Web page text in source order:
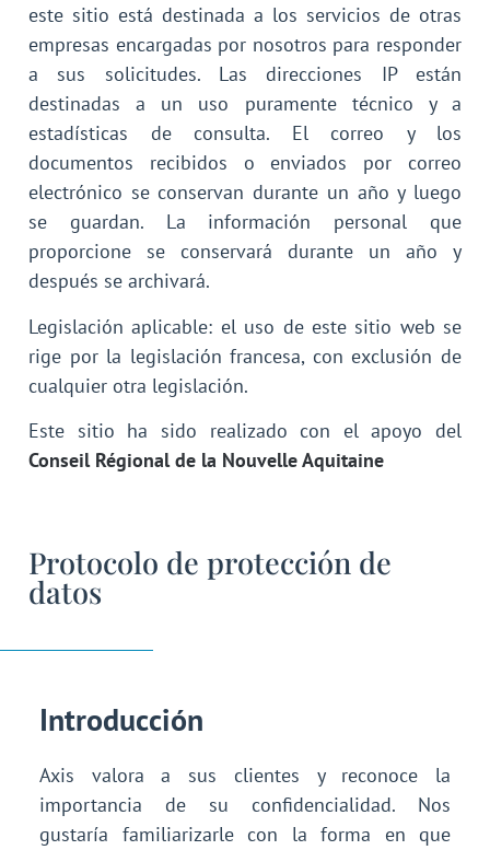
este sitio está destinada a los servicios de otras
empresas encargadas por nosotros para responder
a sus solicitudes. Las direcciones IP están
destinadas a un uso puramente técnico y a
estadísticas de consulta. El correo y los
documentos recibidos o enviados por correo
electrónico se conservan durante un año y luego
se guardan. La información personal que
proporcione se conservará durante un año y
después se archivará.
Legislación aplicable: el uso de este sitio web se
rige por la legislación francesa, con exclusión de
cualquier otra legislación.
Este sitio ha sido realizado con el apoyo del
Conseil Régional de la Nouvelle Aquitaine
Protocolo de protección de
datos
Introducción
Axis valora a sus clientes y reconoce la
importancia de su confidencialidad. Nos
gustaría familiarizarle con la forma en que